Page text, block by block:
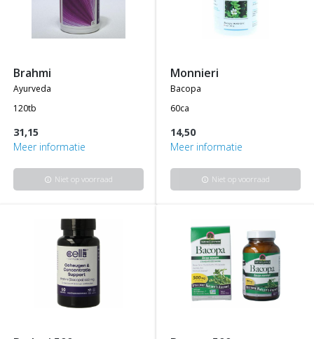
brahmi
ayurveda
120tb
31,15
Meer informatie
info Niet op voorraad
monnieri
bacopa
60ca
14,50
Meer informatie
info Niet op voorraad